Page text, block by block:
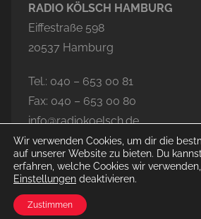
RADIO KÖLSCH HAMBURG
Eiffestraße 598
20537 Hamburg
Tel.: 040 – 653 00 81
Fax: 040 – 653 00 80
info@radiokoelsch.de
© 2020-2026 Radio Kölsch
Wir verwenden Cookies, um dir die
auf unserer Website zu bieten. Du
erfahren, welche Cookies wir
Einstellungen deaktivieren.
Zustimmen